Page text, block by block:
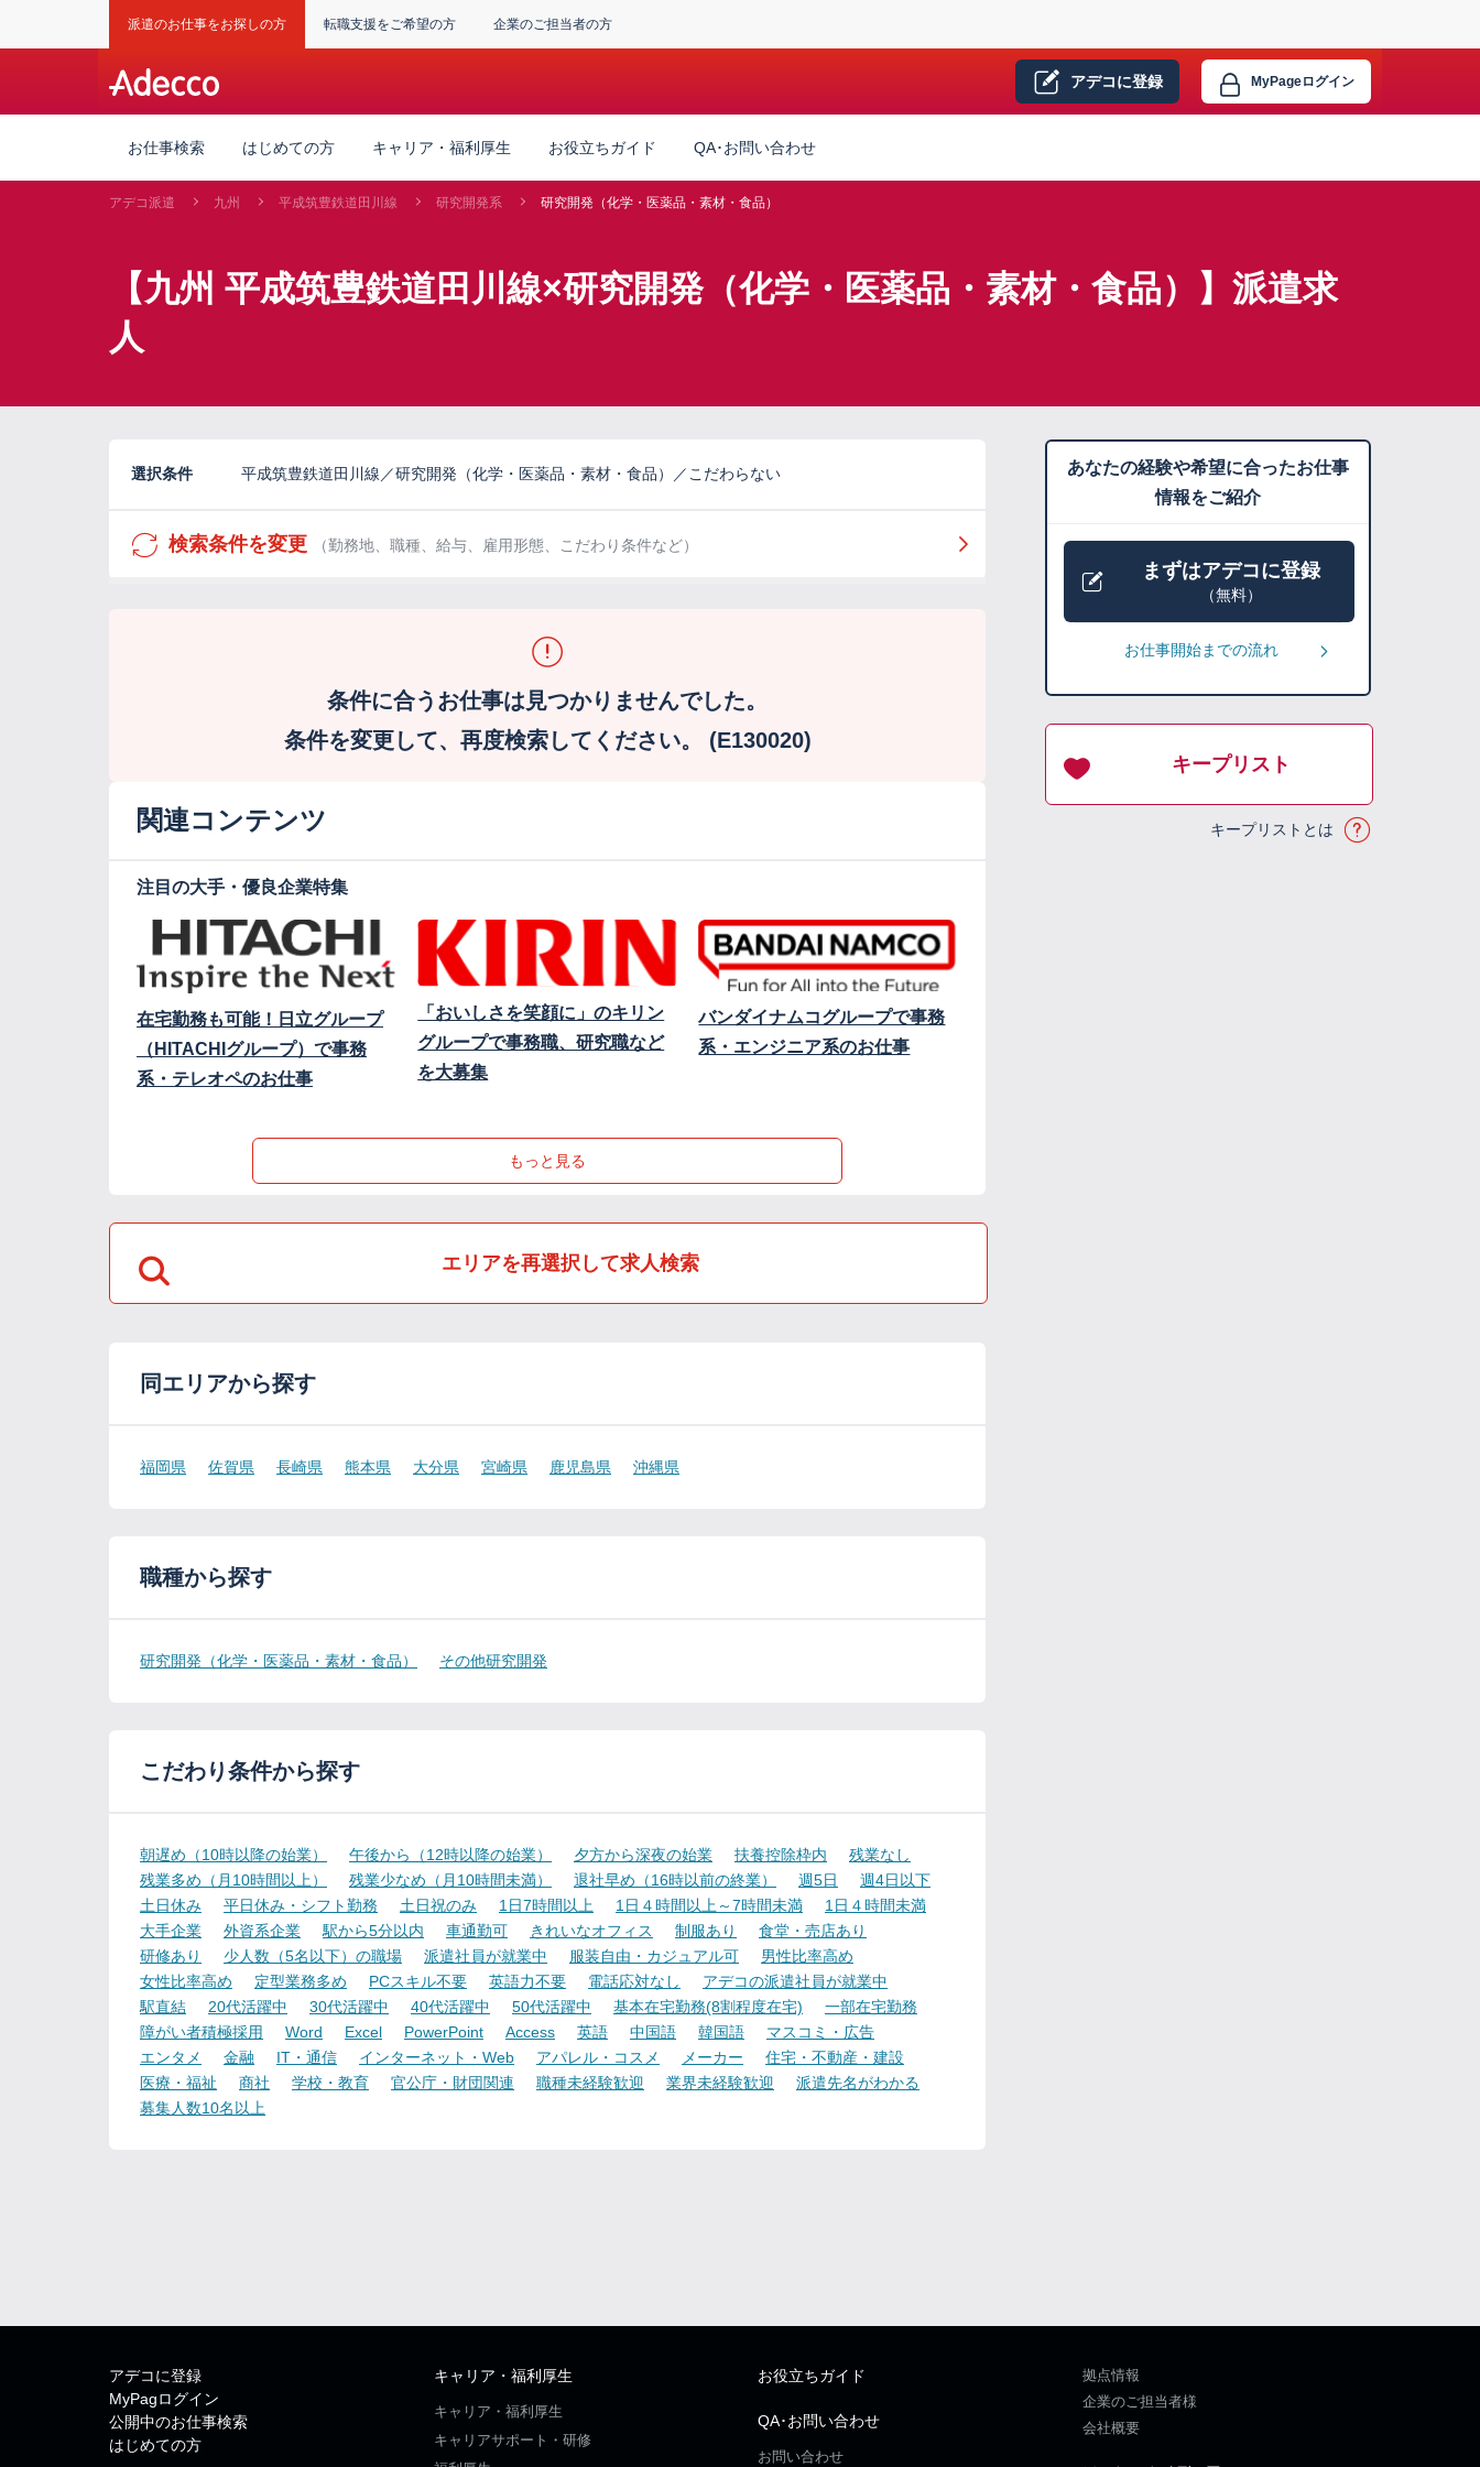
派遣のお仕事をお探しの方 転職支援をご希望の方 企業のご担当者の方
アデコに登録 MyPageログイン
お仕事検索 はじめての方 キャリア・福利厚生 お役立ちガイド QA･お問い合わせ
アデコ派遣 九州 平成筑豊鉄道田川線 研究開発系 研究開発（化学・医薬品・素材・食品）
【九州 平成筑豊鉄道田川線×研究開発（化学・医薬品・素材・食品）】派遣求
人
選択条件 平成筑豊鉄道田川線／研究開発（化学・医薬品・素材・食品）／こだわらない
検索条件を変更 （勤務地、職種、給与、雇用形態、こだわり条件など）
条件に合うお仕事は見つかりませんでした。
条件を変更して、再度検索してください。 (E130020)
関連コンテンツ
注目の大手・優良企業特集
在宅勤務も可能！日立グループ
（HITACHIグループ）で事務
系・テレオペのお仕事
「おいしさを笑顔に」のキリン
グループで事務職、研究職など
を大募集
バンダイナムコグループで事務
系・エンジニア系のお仕事
もっと見る
エリアを再選択して求人検索
同エリアから探す
福岡県 佐賀県 長崎県 熊本県 大分県 宮崎県 鹿児島県 沖縄県
職種から探す
研究開発（化学・医薬品・素材・食品） その他研究開発
こだわり条件から探す
朝遅め（10時以降の始業） 午後から（12時以降の始業） 夕方から深夜の始業 扶養控除枠内
残業なし
残業多め（月10時間以上）
残業少なめ（月10時間未満） 退社早め（16時以前の終業） 週5日
週4日以下
土日休み
平日休み・シフト勤務 土日祝のみ 1日7時間以上 1日４時間以上～7時間未満
1日４時間未満
大手企業
外資系企業 駅から5分以内 車通勤可 きれいなオフィス 制服あり
食堂・売店あり
研修あり
少人数（5名以下）の職場 派遣社員が就業中 服装自由・カジュアル可
男性比率高め
女性比率高め
定型業務多め PCスキル不要 英語力不要 電話応対なし
アデコの派遣社員が就業中
駅直結
20代活躍中 30代活躍中 40代活躍中 50代活躍中 基本在宅勤務(8割程度在宅)
一部在宅勤務
障がい者積極採用
Word Excel PowerPoint Access 英語 中国語 韓国語
マスコミ・広告
エンタメ
金融 IT・通信 インターネット・Web アパレル・コスメ メーカー
住宅・不動産・建設
医療・福祉
商社 学校・教育 官公庁・財団関連 職種未経験歓迎 業界未経験歓迎
派遣先名がわかる
募集人数10名以上
あなたの経験や希望に合ったお仕事
情報をご紹介
まずはアデコに登録
（無料）
お仕事開始までの流れ
キープリスト
キープリストとは
アデコに登録
MyPagログイン
公開中のお仕事検索
はじめての方
キャリア・福利厚生
キャリア・福利厚生
キャリアサポート・研修
お役立ちガイド
QA･お問い合わせ
お問い合わせ
拠点情報
企業のご担当者様
会社概要